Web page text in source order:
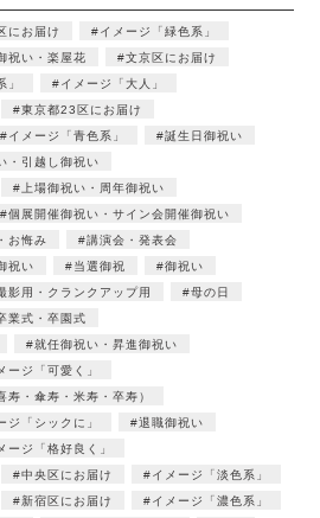
にお届け
イメージ「緑色系」
祝い・楽屋花
文京区にお届け
」
イメージ「大人」
東京都23区にお届け
イメージ「青色系」
誕生日御祝い
・引越し御祝い
上場御祝い・周年御祝い
個展開催御祝い・サイン会開催御祝い
お悔み
講演会・発表会
祝い
当選御祝
御祝い
影用・クランクアップ用
母の日
業式・卒園式
就任御祝い・昇進御祝い
ージ「可愛く」
寿・傘寿・米寿・卒寿）
ジ「シックに」
退職御祝い
ージ「格好良く」
中央区にお届け
イメージ「淡色系」
新宿区にお届け
イメージ「濃色系」